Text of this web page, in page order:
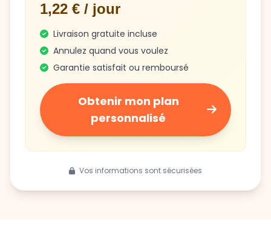
1,22 € / jour
Livraison gratuite incluse
Annulez quand vous voulez
Garantie satisfait ou remboursé
Obtenir mon plan
personnalisé
Vos informations sont sécurisées